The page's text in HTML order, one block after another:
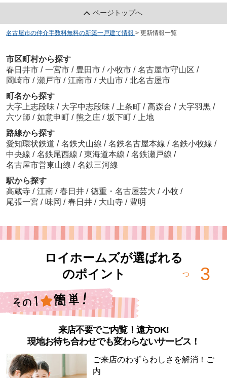
ページトップへ
名古屋市の仲介手数料無料の新築一戸建て情報 > 更新情報一覧
市区町村から探す
春日井市 / 一宮市 / 豊田市 / 小牧市 / 名古屋市守山区 /
岡崎市 / 瀬戸市 / 江南市 / 犬山市 / 北名古屋市
町名から探す
大字上志段味 / 大字中志段味 / 上条町 / 高森台 / 大字羽黒 /
六ツ師 / 如意申町 / 熊之庄 / 坂下町 /
上地
路線から探す
愛知環状鉄道 / 名鉄犬山線 / 名鉄名古屋本線 / 名鉄小牧線 /
中央線 / 名鉄尾西線 / 東海道本線 / 名鉄瀬戸線 /
名古屋市営東山線 / 名鉄三河線
駅から探す
高蔵寺 / 江南 / 春日井 / 徳重・名古屋芸大 / 小牧 /
尾張一宮 / 味岡 / 春日井 / 大山寺 / 豊明
ロイホームズが選ばれる
3
つ
のポイント
来店不要でご内覧！遠方OK!
現地お待ち合わせでも変わらないサービス！
ご来店のわずらわしさを解消！ご
内